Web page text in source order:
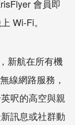
會員即
Wi-Fi。
新航在所有機
線網路服務，
呎的高空與親
訊息或社群動